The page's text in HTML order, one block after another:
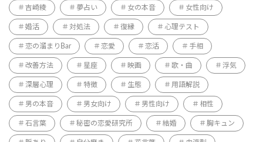
吉崎綾 夢占い 女の本音 女性向け
婚活 対処法 復縁 心理テスト
恋の溜まりBar 恋愛 恋活 手相
改善方法 星座 映画 歌・曲 浮気
深層心理 特徴 生態 用語解説
男の本音 男女向け 男性向け 相性
石言葉 秘密の恋愛研究所 結婚 胸キュン